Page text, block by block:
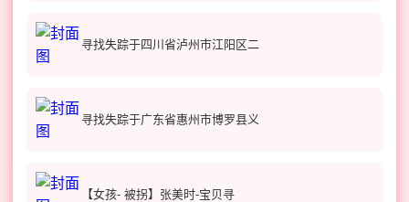
寻找失踪于四川省泸州市江阳区二
寻找失踪于广东省惠州市博罗县义
【女孩- 被拐】张美时-宝贝寻